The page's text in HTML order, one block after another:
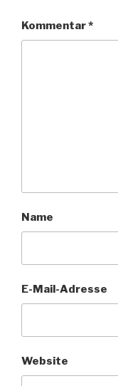
Kommentar*
Name
E-Mail-Adresse
Website